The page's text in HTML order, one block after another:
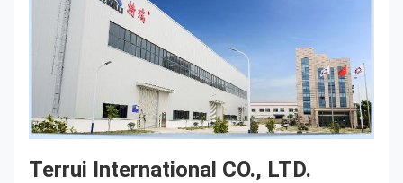
Terrui International CO., LTD.